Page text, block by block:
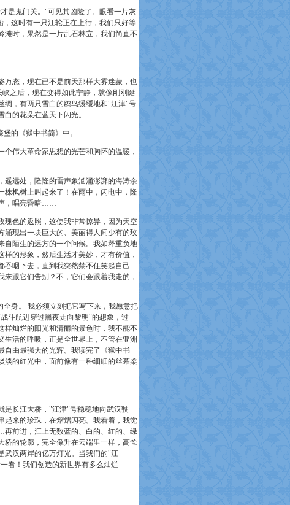
是鬼门关。"可见其凶险了。眼看一片灰
这时有一只江轮正在上行，我们只好等
滩时，果然是一片乱石林立，我们简直不
态，现在已不是前天那样大雾迷蒙，也
之后，现在变得如此宁静，就像刚刚诞
绸，有两只雪白的鸥鸟缓缓地和"江津"号
的花朵在蓝天下闪光。
的《狱中书简》中。
伟大革命家思想的光芒和胸怀的温暖，
远处，隆隆的雷声象汹涌澎湃的海涛余
株枫树上叫起来了！在雨中，闪电中，隆
声，唱亮昏暗……
色的返照，这使我非常惊异，因为天空
涌现出一块巨大的、美丽得人间少有的玫
自陌生的远方的一个问候。我如释重负地
的形象，然后生活才美妙，才有价值，
吞咽下去，直到我突然禁不住笑起自己
跟它们告别？不，它们会跟着我走的，
身。 我必须立刻把它写下来，我愿意把
斗航进穿过黑夜走向黎明"的想象，过
样灿烂的阳光和清丽的景色时，我不能不
活的呼吸，正是全世界上，不管在亚洲
自由最强大的光辉。我读完了《狱中书
淡的红光中，面前像有一种细细的丝幕柔
是长江大桥，"江津"号稳稳地向武汉驶
起来的珍珠，在熠熠闪亮。我看着，我觉
前进，江上无数蓝的、白的、红的、绿
桥的轮廓，完全像升在云端里一样，高耸
武汉两岸的亿万灯光。当我们的"江
看！我们创造的新世界有多么灿烂